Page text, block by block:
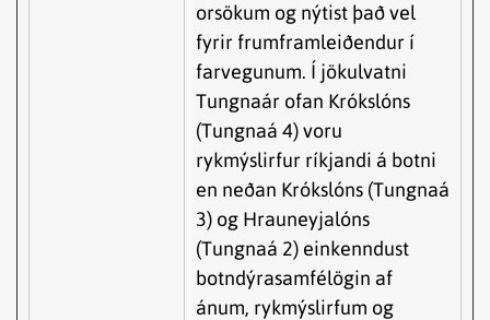
orsökum og nýtist það vel
fyrir frumframleiðendur í
farvegunum. Í jökulvatni
Tungnaár ofan Krókslóns
(Tungnaá 4) voru
rykmýslirfur ríkjandi á botni
en neðan Krókslóns (Tungnaá
3) og Hrauneyjalóns
(Tungnaá 2) einkenndust
botndýrasamfélögin af
ánum, rykmýslirfum og